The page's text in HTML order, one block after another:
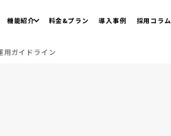
機能紹介 料金&プラン 導入事例 採用コラム
用ガイドライン